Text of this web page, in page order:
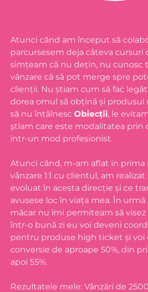
Atunci când am început să
parcursesem deja câteva cursuri
simțeam că nu dețin, nu cunosc
vânzare că să pot merge spre
clienții. Nu știam cum să fac
dorea omul să obțină și produsul
să nu întâlnesc Obiecții, le
știam care este modalitatea prin
intr-un mod profesionist.
Atunci când, m-am aflat in prima
vânzare 1:1 cu clientul, am
evoluat în acesta direcție și ce
avusese loc în viața mea. În
măcar nu îmi permiteam să
într-o bună zi eu voi deveni
pentru produse high ticket și voi
conversie de aproape 50%, din
apoi 55%.
Rezultatele mele: Vânzări de